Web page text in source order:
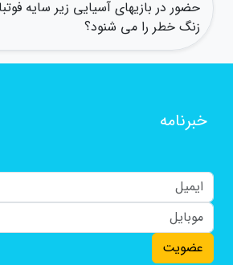
حضور در بازیهای آسیایی زیر سایه
زنگ خطر را می شنود؟
خبرنامه
عضویت